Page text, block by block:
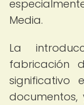
Media.
La
fabricación